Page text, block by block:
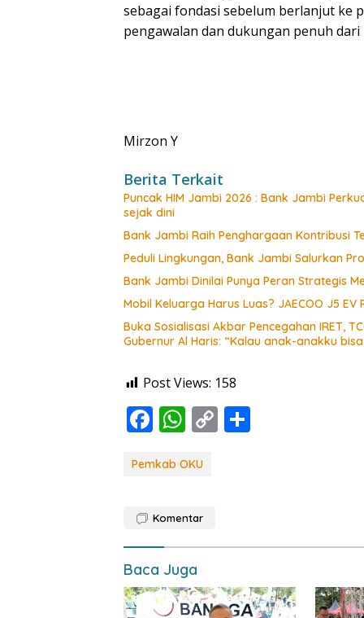
sebagai fondasi sebelum berlanjut ke
pengawalan dan dukungan penuh dari
Mirzon Y
Berita Terkait
Puncak HIM Jambi 2026 : Bank Jambi
sejak dini
Bank Jambi Raih Penghargaan Kontribusi
Peduli Lingkungan, Bank Jambi Salurkan
Bank Jambi Dinilai Punya Peran Strategis
Mobil Keluarga Harus Luas? JAECOO J5
Buka Sosialisasi Akbar Pencegahan IRET,
Gubernur Al Haris: “Kalau anak-anakku
Post Views: 158
F
e
o
o
k
W
at
A
p
p
C
n
Pemkab OKU
Komentar
Baca Juga